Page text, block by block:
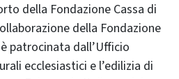
della Fondazione Cassa di
della Fondazione
patrocinata dall’Ufficio
ecclesiastici e l’edilizia di